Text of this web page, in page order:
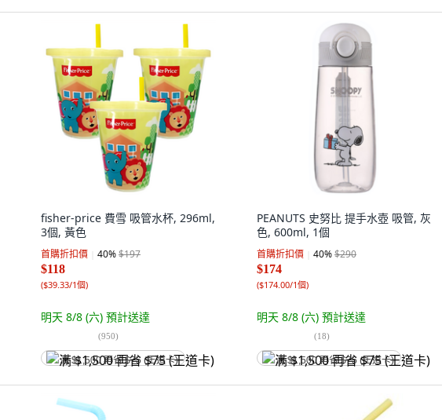
fisher-price 費雪 吸管水杯, 296ml,
3個, 黃色
首購折扣價 40%$197
$118
($39.33/1個)
明天 8/8 (六) 預計送達
(950)
满 $1,500 再省 $75 (王道卡)
PEANUTS 史努比 提手水壺 吸管, 灰
色, 600ml, 1個
首購折扣價 40%$290
$174
($174.00/1個)
明天 8/8 (六) 預計送達
(18)
满 $1,500 再省 $75 (王道卡)